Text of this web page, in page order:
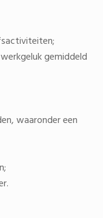
gemiddeld
waaronder een